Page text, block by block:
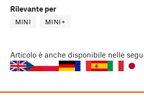
Rilevante per
MINI MINI+
Articolo è anche disponibile nelle